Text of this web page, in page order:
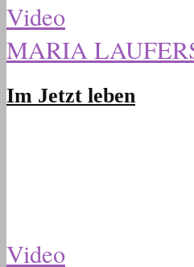
Video
MARIA
Im Jetzt leben
Video